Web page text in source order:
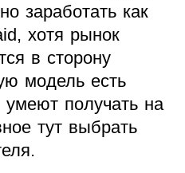
заработать как
хотя рынок
в сторону
модель есть
умеют получать на
тут выбрать